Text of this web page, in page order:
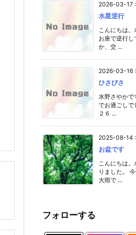
2026-03-17 :
水星逆行
こんにちは。
お座で逆行
か、交 ...
2026-03-16 :
ひさびさ
水野さやかで
でお過ごしで
２６ ...
2025-08-14 :
お盆です
こんにちは
りました。
大雨で ...
フォローする